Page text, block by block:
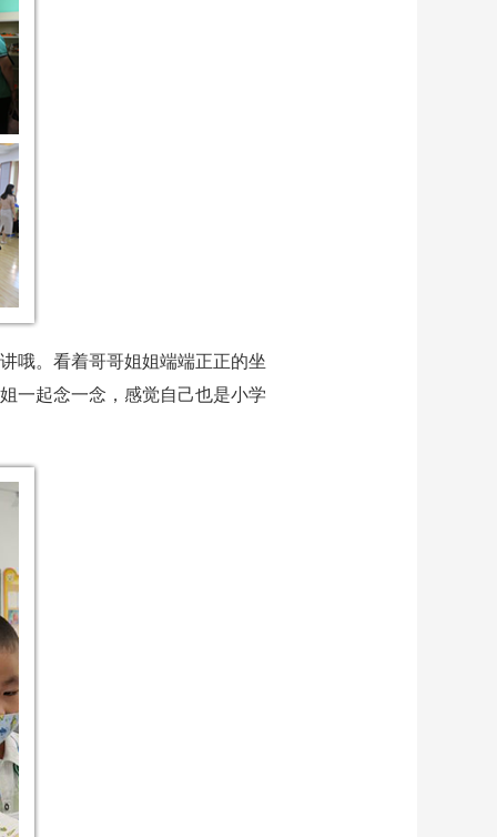
哦。看着哥哥姐姐端端正正的坐
一起念一念，感觉自己也是小学